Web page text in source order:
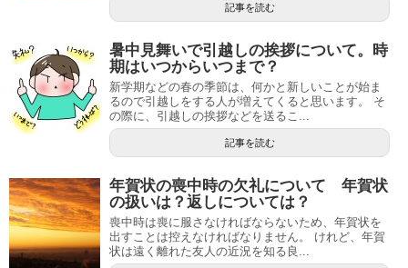
記事を読む
暑中見舞いで引越しの挨拶について。時
期はいつからいつまで？
新学期などの春の季節は、何かと新しいことが始ま
るので引越しをする人が増えてくると思います。 そ
の際に、引越しの挨拶などを送るこ...
記事を読む
年賀状の喪中時の欠礼について 年賀状
の扱いは？返しについては？
喪中時は喪に服さなければならないため、年賀状を
出すことは控えなければなりません。 けれど、年賀
状は遠く離れた友人の近況を知る良...